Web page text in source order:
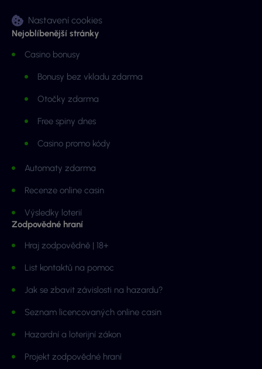
Nastavení cookies
Nejoblíbenější stránky
Casino bonusy
Bonusy bez vkladu zdarma
Otočky zdarma
Free spiny dnes
Casino promo kódy
Automaty zdarma
Recenze online casin
Výsledky loterií
Zodpovědné hraní
Hraj zodpovědně | 18+
List kontaktů na pomoc
Jak se zbavit závislosti na hazardu?
Seznam licencovaných online casin
Hazardní a loterijní zákon
Projekt zodpovědné hraní